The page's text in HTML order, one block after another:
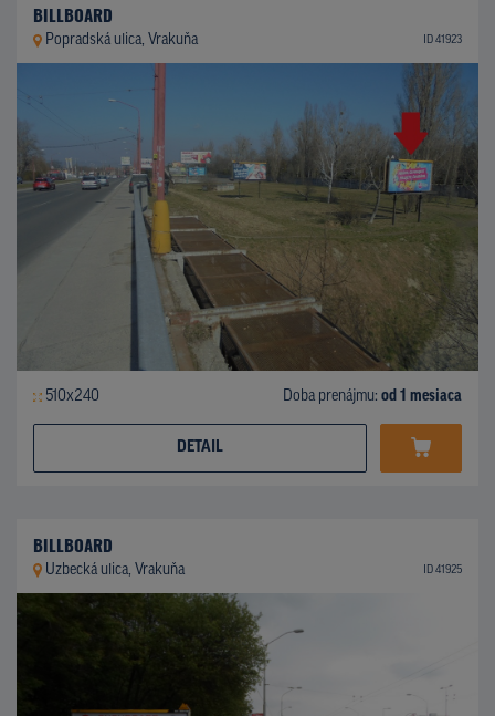
BILLBOARD
Popradská ulica, Vrakuňa ID 41923
510x240 Doba prenájmu: od 1 mesiaca
DETAIL
BILLBOARD
Uzbecká ulica, Vrakuňa ID 41925